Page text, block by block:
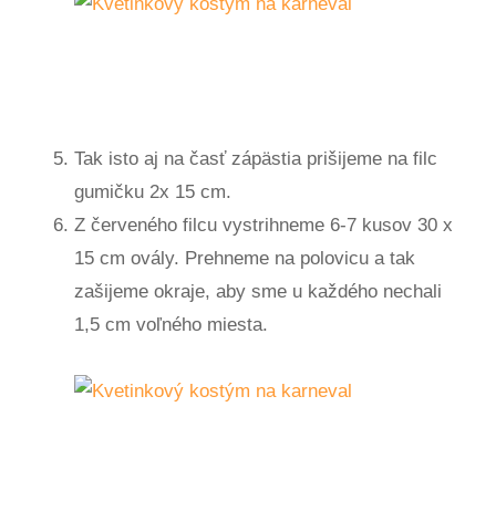
Tak isto aj na časť zápästia prišijeme na filc
gumičku 2x 15 cm.
Z červeného filcu vystrihneme 6-7 kusov 30 x
15 cm ovály. Prehneme na polovicu a tak
zašijeme okraje, aby sme u každého nechali
1,5 cm voľného miesta.